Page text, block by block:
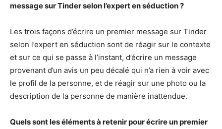
message sur Tinder selon l’expert en séduction ?
Les trois façons d’écrire un premier message sur Tinder
selon l’expert en séduction sont de réagir sur le contexte
et sur ce qui se passe à l’instant, d’écrire un message
provenant d’un avis un peu décalé qui n’a rien à voir avec
le profil de la personne, et de réagir sur une photo ou la
description de la personne de manière inattendue.
Quels sont les éléments à retenir pour écrire un premier